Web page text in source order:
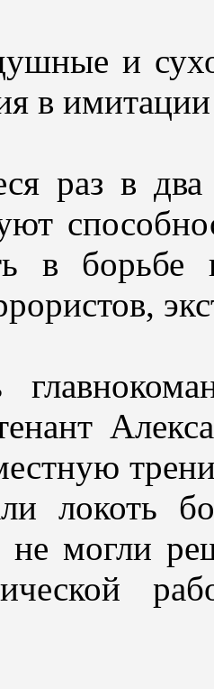
и
в
раз в
в борьбе
локоть
могли